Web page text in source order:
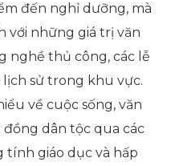
đến nghỉ dưỡng, mà
với những giá trị văn
nghề thủ công, các lễ
lịch sử trong khu vực.
về cuộc sống, văn
đồng dân tộc qua các
tính giáo dục và hấp